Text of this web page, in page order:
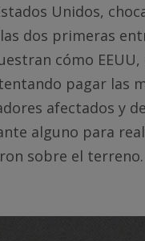
Unidos,
dos primeras
cómo
pagar las
afectados y
alguno para
sobre el terreno.